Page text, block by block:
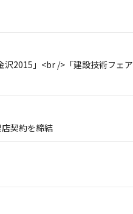
2015」<br />「建設技術フェア
契約を締結